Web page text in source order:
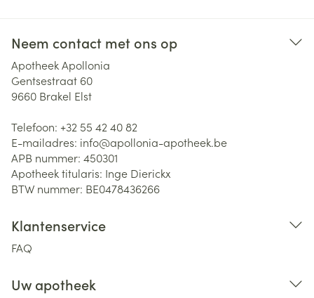
Neem contact met ons op
Apotheek Apollonia
Gentsestraat 60
9660 Brakel Elst
Telefoon: +32 55 42 40 82
E-mailadres: info@apollonia-apotheek.be
APB nummer: 450301
Apotheek titularis: Inge Dierickx
BTW nummer: BE0478436266
Klantenservice
FAQ
Uw apotheek